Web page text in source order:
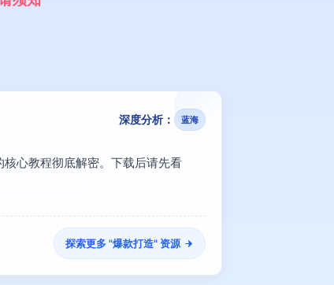
深度分析： 蓝海
心教程彻底解密。下载后请先看
探索更多 "爆款打造" 资源